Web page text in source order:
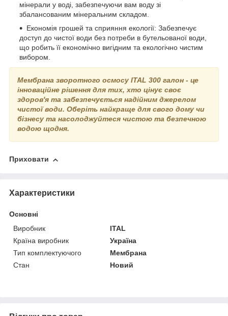
мінерали у воді, забезпечуючи вам воду зі
збалансованим мінеральним складом.
Економія грошей та сприяння екології: Забезпечує
доступ до чистої води без потреби в бутельованої води,
що робить її економічно вигідним та екологічно чистим
вибором.
Мембрана зворотного осмосу ITAL 300 галон - це
інноваційне рішення для тих, хто цінує своє
здоров'я та забезпечується надійним джерелом
чистої води. Оберіть найкраще для свого дому чи
бізнесу та насолоджуйтеся чистою та безпечною
водою щодня.
Приховати
Характеристики
Основні
Виробник
ITAL
Країна виробник
Україна
Тип комплектуючого
Мембрана
Стан
Новий